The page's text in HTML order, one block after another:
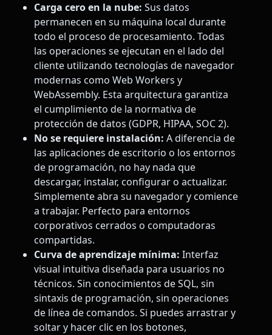
Carga cero en la nube: Sus datos
permanecen en su máquina local durante
todo el proceso de procesamiento. Todas
las operaciones se ejecutan en el lado del
cliente utilizando tecnologías de navegador
modernas como Web Workers y
WebAssembly. Esta arquitectura garantiza
el cumplimiento de la normativa de
protección de datos (GDPR, HIPAA, SOC 2).
No se requiere instalación: A diferencia de
las aplicaciones de escritorio o los entornos
de programación, no hay nada que
descargar, instalar, configurar o actualizar.
Simplemente abra su navegador y comience
a trabajar. Perfecto para entornos
corporativos cerrados o computadoras
compartidas.
Curva de aprendizaje mínima: Interfaz
visual intuitiva diseñada para usuarios no
técnicos. Sin conocimientos de SQL, sin
sintaxis de programación, sin operaciones
de línea de comandos. Si puedes arrastrar y
soltar y hacer clic en los botones,